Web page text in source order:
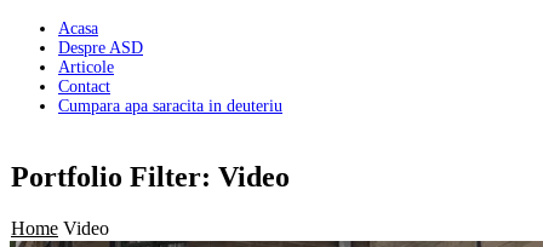
Acasa
Despre ASD
Articole
Contact
Cumpara apa saracita in deuteriu
Portfolio Filter: Video
Home Video